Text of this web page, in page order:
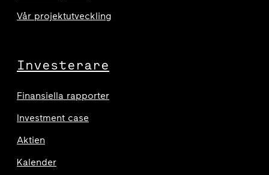
Vår projektutveckling
Investerare
Finansiella rapporter
Investment case
Aktien
Kalender